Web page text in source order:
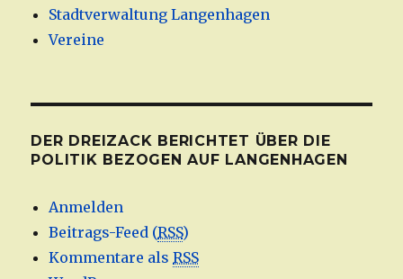
Stadtverwaltung Langenhagen
Vereine
DER DREIZACK BERICHTET ÜBER DIE
POLITIK BEZOGEN AUF LANGENHAGEN
Anmelden
Beitrags-Feed (RSS)
Kommentare alsRSS